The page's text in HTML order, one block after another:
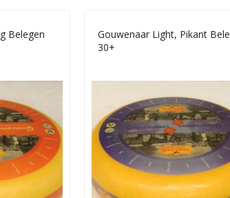
Belegen
Gouwenaar Light, Pikant
30+